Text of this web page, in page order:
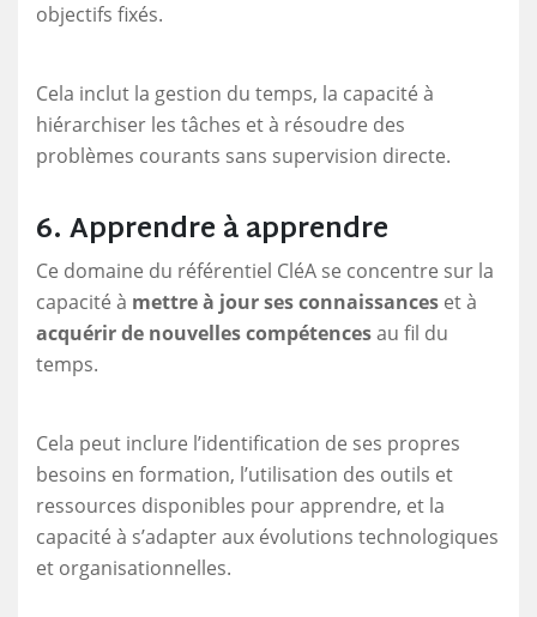
objectifs fixés.
Cela inclut la gestion du temps, la capacité à
hiérarchiser les tâches et à résoudre des
problèmes courants sans supervision directe.
6. Apprendre à apprendre
Ce domaine du référentiel CléA se concentre sur la
capacité à mettre à jour ses connaissances et à
acquérir de nouvelles compétencesau fil du
temps.
Cela peut inclure l’identification de ses propres
besoins en formation, l’utilisation des outils et
ressources disponibles pour apprendre, et la
capacité à s’adapter aux évolutions technologiques
et organisationnelles.